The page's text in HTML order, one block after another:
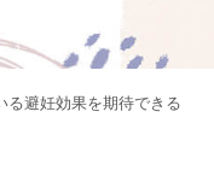
る避妊効果を期待できる